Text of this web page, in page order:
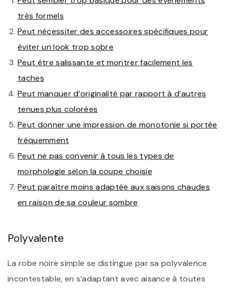
très formels
Peut nécessiter des accessoires spécifiques pour
éviter un look trop sobre
Peut être salissante et montrer facilement les
taches
Peut manquer d’originalité par rapport à d’autres
tenues plus colorées
Peut donner une impression de monotonie si portée
fréquemment
Peut ne pas convenir à tous les types de
morphologie selon la coupe choisie
Peut paraître moins adaptée aux saisons chaudes
en raison de sa couleur sombre
Polyvalente
La robe noire simple se distingue par sa polyvalence
incontestable, en s’adaptant avec aisance à toutes